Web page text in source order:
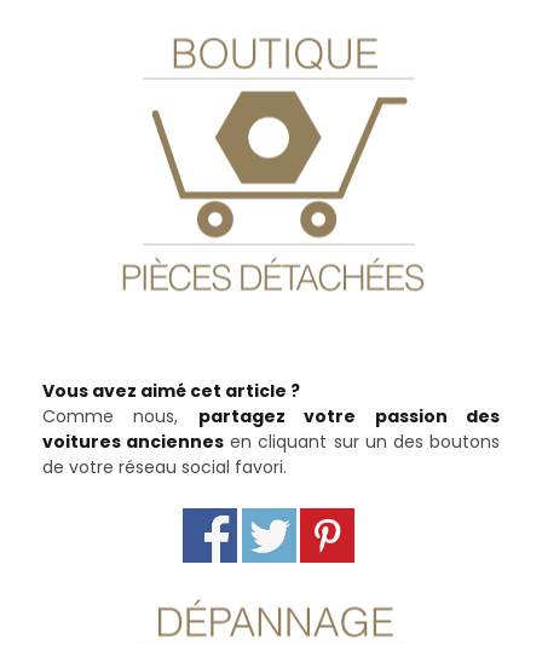
Boutique en ligne
Vous avez besoin de pièces détachées pour
réparer votre véhicule ancien ?
Visitez notre
boutique en ligne
Vous avez aimé cet article ?
Comme nous, partagez votre passion des
voitures anciennes en cliquant sur un des boutons
de votre réseau social favori.
Dépannage